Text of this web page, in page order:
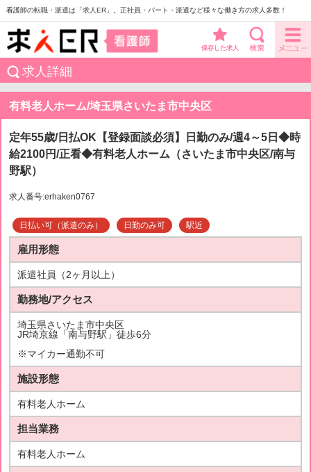
看護師の転職・派遣は「求人ER」。正社員・パート・派遣など様々な働き方の求人多数！
保存した求人
求人詳細
有料老人ホーム/埼玉県さいたま市中央区
定年55歳/日払OK【登録面談必須】日勤のみ/週4～5日◆時
給2100円/正看◆有料老人ホーム（さいたま市中央区/南与
野駅）
求人番号:erhaken0767
日払い可（派遣のみ） 日勤のみ可 駅近
雇用形態
派遣社員（2ヶ月以上）
勤務地/アクセス
埼玉県さいたま市中央区
JR埼京線「南与野駅」徒歩6分
※マイカー通勤不可
施設形態
有料老人ホーム
担当業務
有料老人ホーム